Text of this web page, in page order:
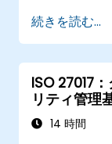
続きを読む...
ISO 27017
リティ管理
14 時間